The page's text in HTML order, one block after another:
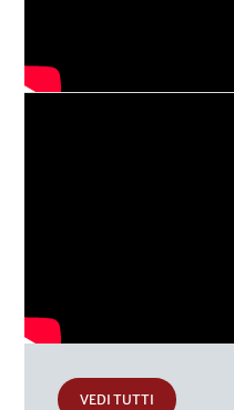
VEDI TUTTI